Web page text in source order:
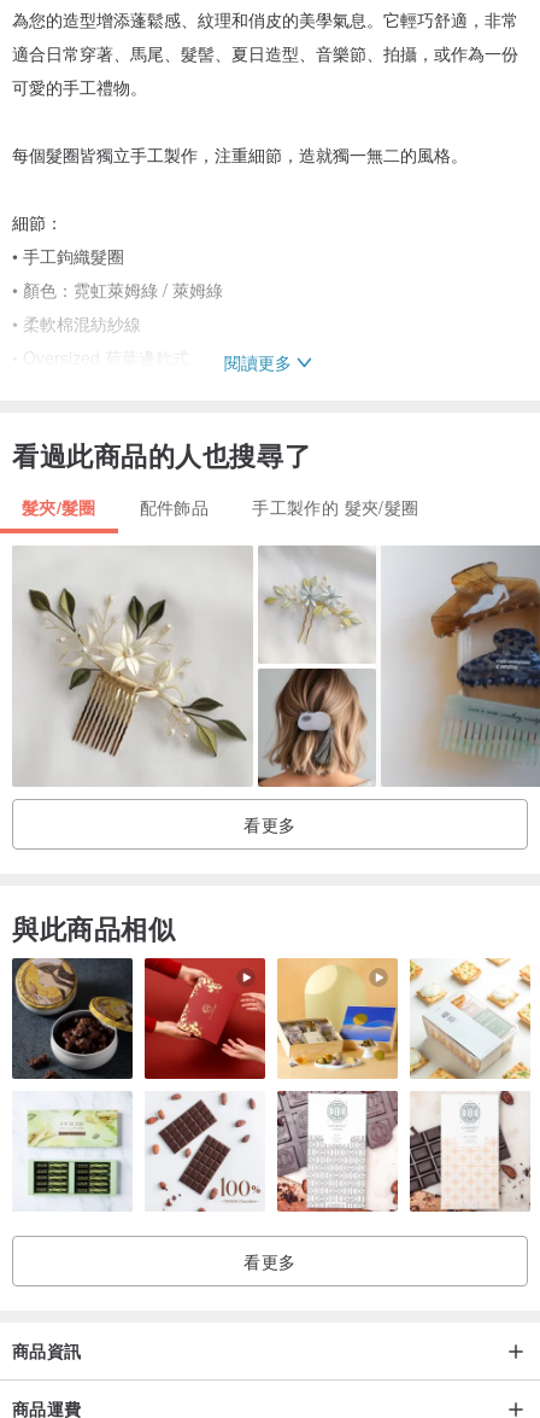
為您的造型增添蓬鬆感、紋理和俏皮的美學氣息。它輕巧舒適，非常
適合日常穿著、馬尾、髮髻、夏日造型、音樂節、拍攝，或作為一份
可愛的手工禮物。
每個髮圈皆獨立手工製作，注重細節，造就獨一無二的風格。
細節：
• 手工鉤織髮圈
• 顏色：霓虹萊姆綠 / 萊姆綠
• 柔軟棉混紡紗線
• Oversized 荷葉邊款式
• 溫和不傷髮
適合喜愛可愛美學時尚、田園風格 (cottagecore)、кокетка
(coquette)、Y2K 風格及繽紛手工飾品的您。
閱讀更多
看過此商品的人也搜尋了
髮夾/髮圈 配件飾品 手工製作的 髮夾/髮圈
看更多
與此商品相似
看更多
商品資訊
商品運費